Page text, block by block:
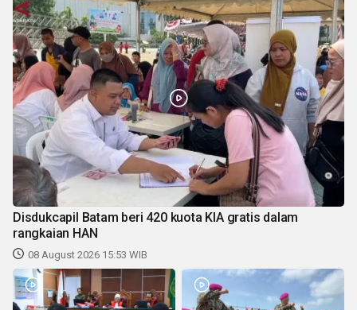
Disdukcapil Batam beri 420 kuota KIA gratis dalam
rangkaian HAN
08 August 2026 15:53 WIB